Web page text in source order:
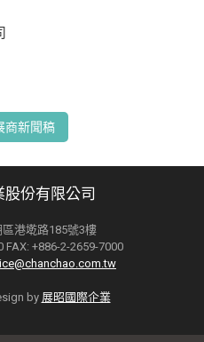
商新聞稿
份有限公司
港墘路185號3樓
FAX: +886-2-2659-7000
by 展昭國際企業